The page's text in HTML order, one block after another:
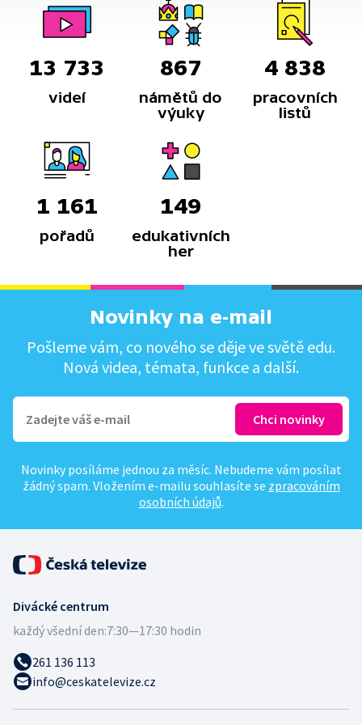
13 733
videí
867
námětů do
výuky
4 838
pracovních
listů
1 161
pořadů
149
edukativních
her
Novinky na e-mail
Pošleme vám, co nového se děje ve světě edu.
Nová videa, témata, funkce a další.
Novinky posíláme jednou za měsíc. Nebudeme vám posílat
žádný spam. Vložením e-mailu souhlasíte se zpracováním
osobních údajů.